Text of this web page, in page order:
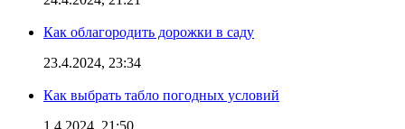
Как облагородить дорожки в саду
23.4.2024, 23:34
Как выбрать табло погодных условий
1.4.2024, 21:50